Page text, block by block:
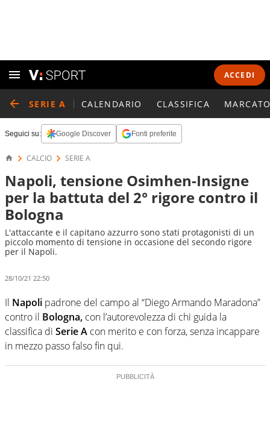
ACCEDI
SERIE A CALENDARIO CLASSIFICA
Seguici su: Google Discover Fonti preferite
CALCIO SERIE A
Napoli, tensione Osimhen-Insigne
per la battuta del 2° rigore contro il
Bologna
L'attaccante e il capitano azzurro sono stati protagonisti di un
piccolo momento di tensione in occasione del secondo rigore
per il Napoli.
28/10/21 22:50
Il Napoli padrone del campo al “Diego Armando Maradona”
contro il Bologna, con l’autorevolezza di chi guida la
classifica di Serie A con merito e con forza, senza incappare
in mezzo passo falso fin qui.